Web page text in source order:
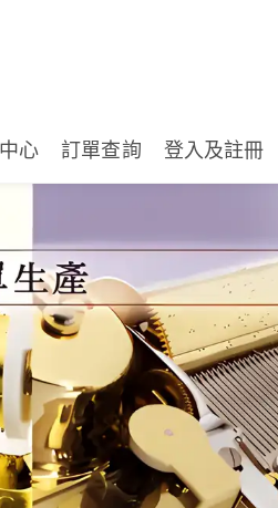
心 訂單查詢 登入及註冊